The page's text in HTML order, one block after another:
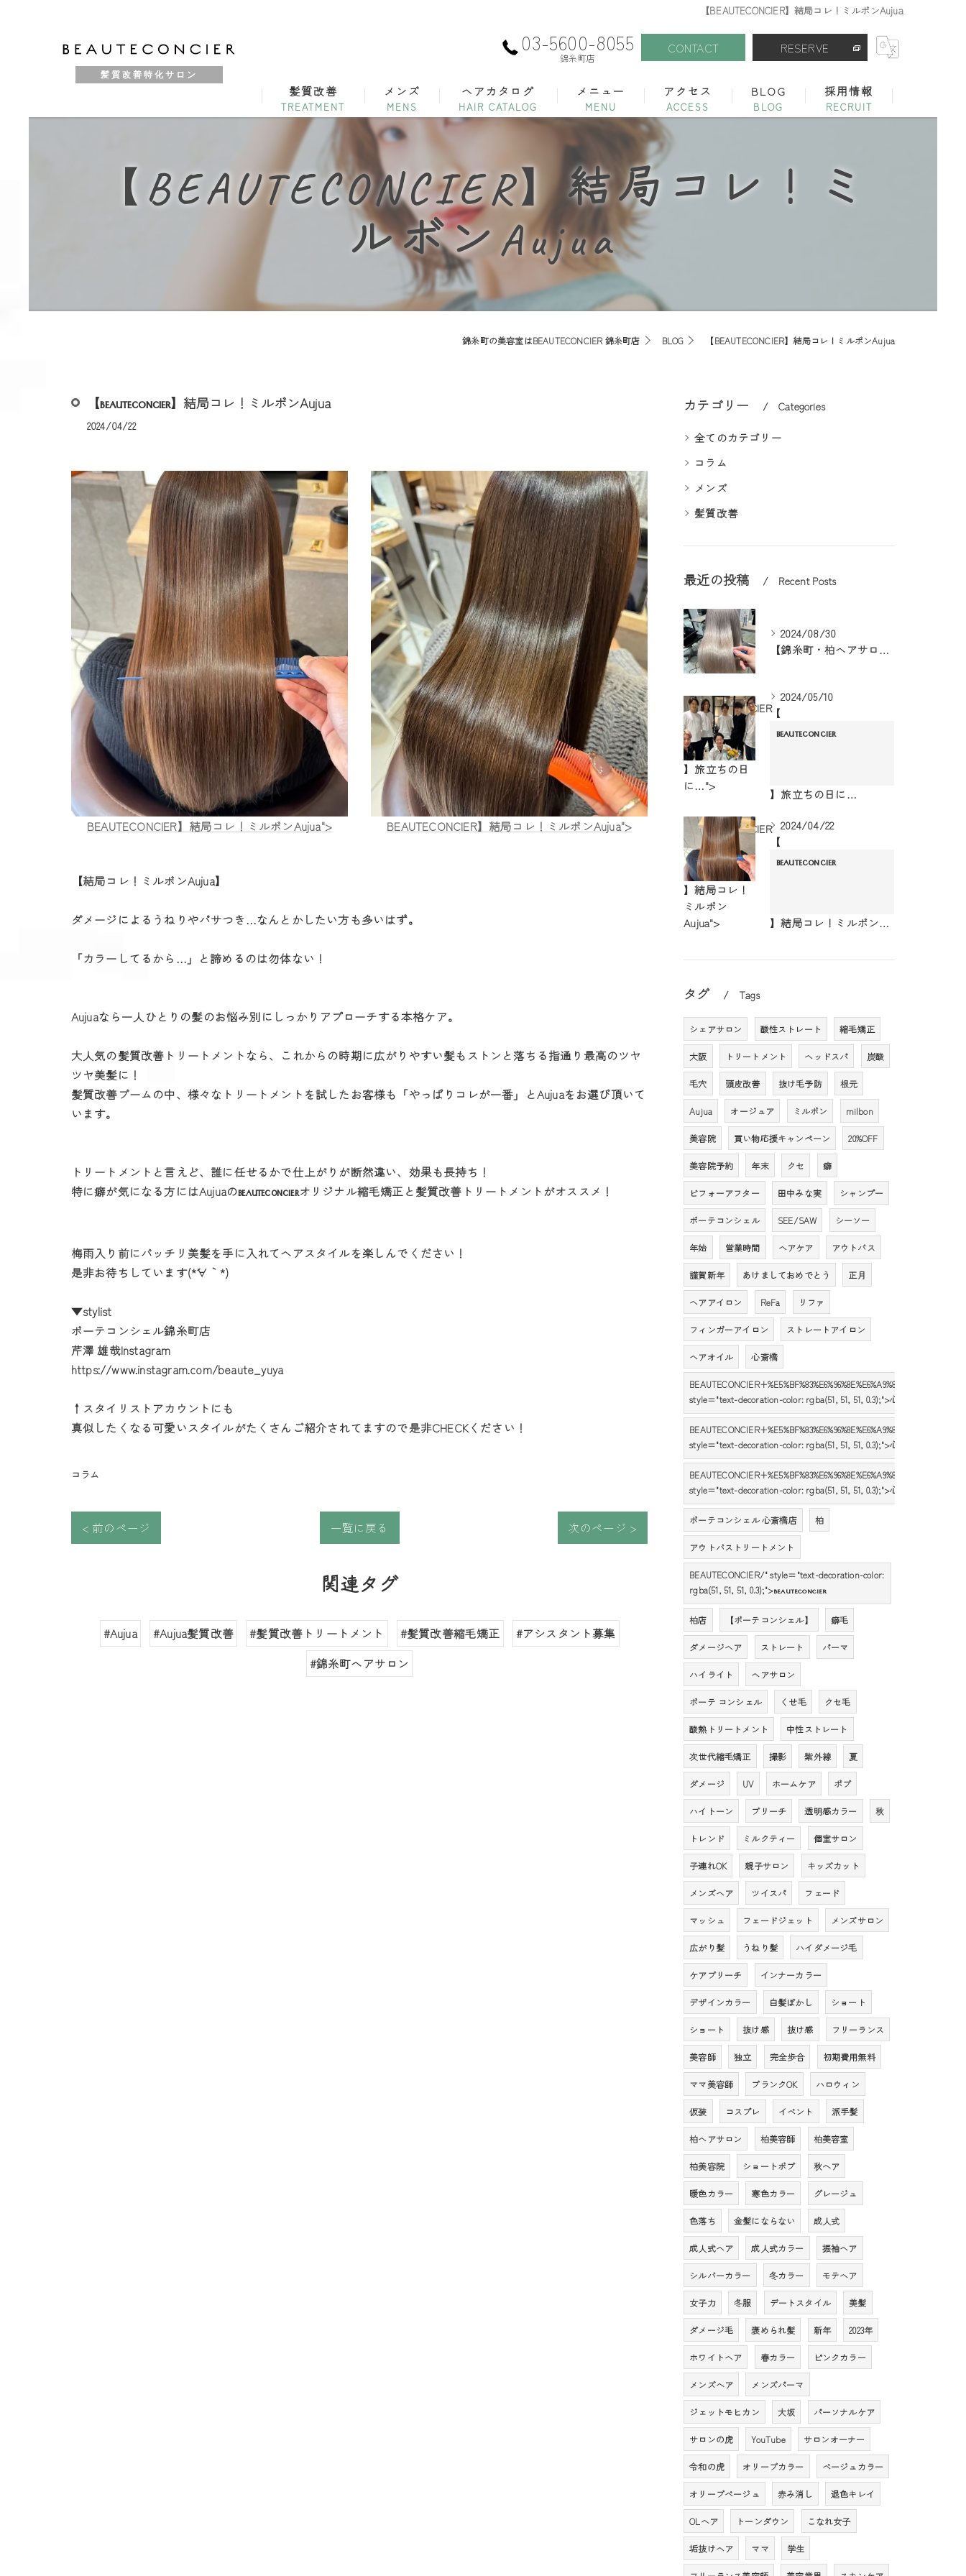
【BEAUTECONCIER】結局コレ！ミルボンAujua
髪質改善特化サロン
03-5600-8055
錦糸町店
CONTACT RESERVE
髪質改善 メンズ ヘアカタログ メニュー アクセス
ボーテコンシェル 錦糸町店
BLOG 採用情報
【BEAUTECONCIER】結局コレ！ミ
ルボンAujua
錦糸町の美容室はBEAUTECONCIER 錦糸町店 BLOG 【BEAUTECONCIER】結局コレ！ミルボンAujua
【BEAUTECONCIER】結局コレ！ミルボンAujua
2024/04/22
BEAUTECONCIER】結局コレ！ミルボンAujua"> BEAUTECONCIER】結局コレ！ミルボンAujua">
【結局コレ！ミルボンAujua】
ダメージによるうねりやパサつき…なんとかしたい方も多いはず。
「カラーしてるから…」と諦めるのは勿体ない！
Aujuaなら一人ひとりの髪のお悩み別にしっかりアプローチする本格ケア。
大人気の髪質改善トリートメントなら、これからの時期に広がりやすい髪もストンと落ちる指通り最高のツヤ
ツヤ美髪に！
髪質改善ブームの中、様々なトリートメントを試したお客様も「やっぱりコレが一番」とAujuaをお選び頂いて
います。
トリートメントと言えど、誰に任せるかで仕上がりが断然違い、効果も長持ち！
特に癖が気になる方にはAujuaのBEAUTECONCIERオリジナル縮毛矯正と髪質改善トリートメントがオススメ！
梅雨入り前にバッチリ美髪を手に入れてヘアスタイルを楽しんでください！
是非お待ちしています(*´∀｀*)
▼stylist
ボーテコンシェル錦糸町店
芹澤 雄哉Instagram
https://www.instagram.com/beaute_yuya
↑スタイリストアカウントにも
真似したくなる可愛いスタイルがたくさんご紹介されてますので是非CHECKください！
コラム
< 前のページ 一覧に戻る 次のページ >
関連タグ
#Aujua #Aujua髪質改善 #髪質改善トリートメント #髪質改善縮毛矯正
#アシスタント募集
#錦糸町ヘアサロン
カテゴリー Categories
全てのカテゴリー
コラム
メンズ
髪質改善
最近の投稿 Recent Posts
2024/08/30
【錦糸町・柏ヘアサロン】ハイトーンにしたいけどダメージは嫌！
BEAUTECONCIER
】旅立ちの日
に…">
2024/05/10
【
BEAUTECONCIER
】旅立ちの日に…
BEAUTECONCIER
】結局コレ！
ミルボン
Aujua">
2024/04/22
【
BEAUTECONCIER
】結局コレ！ミルボンAujua
タグ Tags
シェアサロン 酸性ストレート 縮毛矯正
大阪 トリートメント ヘッドスパ 炭酸
毛穴 頭皮改善 抜け毛予防 根元
Aujua オージュア ミルボン milbon
美容院 買い物応援キャンペーン 20%OFF
美容院予約 年末 クセ 癖
ビフォーアフター 田中みな実 シャンプー
ボーテコンシェル SEE/SAW シーソー
年始 営業時間 ヘアケア アウトバス
謹賀新年 あけましておめでとう 正月
ヘアアイロン ReFa リファ
フィンガーアイロン ストレートアイロン
ヘアオイル 心斎橋
style="text-decoration-color: rgba(51, 51, 51, 0.3);">心斎橋の髪質改善･
style="text-decoration-color: rgba(51, 51, 51, 0.3);">心斎橋の髪質改善･
style="text-decoration-color: rgba(51, 51, 51, 0.3);">心斎橋の髪質改善･
ボーテコンシェル 心斎橋店 柏
アウトバストリートメント
BEAUTECONCIER/" style="text-decoration-color:
rgba(51, 51, 51, 0.3);">BEAUTECONCIER
柏店 【ボーテコンシェル】 癖毛
ダメージヘア ストレート パーマ
ハイライト ヘアサロン
ボーテ コンシェル くせ毛 クセ毛
酸熱トリートメント 中性ストレート
次世代縮毛矯正 撮影 紫外線 夏
ダメージ UV ホームケア ボブ
ハイトーン ブリーチ 透明感カラー 秋
トレンド ミルクティー 個室サロン
子連れOK 親子サロン キッズカット
メンズヘア ツイスパ フェード
マッシュ フェードジェット メンズサロン
広がり髪 うねり髪 ハイダメージ毛
ケアブリーチ インナーカラー
デザインカラー 白髪ぼかし ショート
ショート 抜け感 抜け感 フリーランス
美容師 独立 完全歩合 初期費用無料
ママ美容師 ブランクOK ハロウィン
仮装 コスプレ イベント 派手髪
柏ヘアサロン 柏美容師 柏美容室
柏美容院 ショートボブ 秋へア
暖色カラー 寒色カラー グレージュ
色落ち 金髪にならない 成人式
成人式ヘア 成人式カラー 振袖ヘア
シルバーカラー 冬カラー モテヘア
女子力 冬服 デートスタイル 美髪
ダメージ毛 褒められ髪 新年 2023年
ホワイトヘア 春カラー ピンクカラー
メンズへア メンズパーマ
ジェットモヒカン 大坂 パーソナルケア
サロンの虎 YouTube サロンオーナー
令和の虎 オリーブカラー ベージュカラー
オリーブベージュ 赤み消し 退色キレイ
OLへア トーンダウン こなれ女子
垢抜けヘア ママ 学生